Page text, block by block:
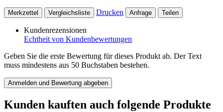
Merkzettel Vergleichsliste Drucken Anfrage Teilen
Kundenrezensionen
Echtheit von Kundenbewertungen
Geben Sie die erste Bewertung für dieses Produkt ab. Der Text
muss mindestens aus 50 Buchstaben bestehen.
Anmelden und Bewertung abgeben
Kunden kauften auch folgende Produkte